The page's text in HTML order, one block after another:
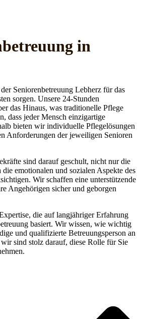
in
Seniorenbetreuung Lebherz für das
sorgen. Unsere 24-Stunden
das Hinaus, was traditionelle Pflege
dass jeder Mensch einzigartige
bieten wir individuelle Pflegelösungen
Anforderungen der jeweiligen Senioren
sind darauf geschult, nicht nur die
die emotionalen und sozialen Aspekte des
Wir schaffen eine unterstützende
Angehörigen sicher und geborgen
die auf langjähriger Erfahrung
basiert. Wir wissen, wie wichtig
und qualifizierte Betreuungsperson an
sind stolz darauf, diese Rolle für Sie